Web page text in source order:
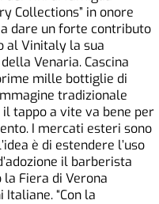
Collections” in onore
a dare un forte contributo
al Vinitaly la sua
Venaria. Cascina
mille bottiglie di
tradizionale
tappo a vite va bene per
I mercati esteri sono
è di estendere l’uso
il barberista
Fiera di Verona
“Con la